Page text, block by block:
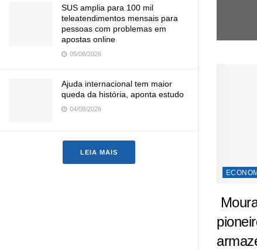
SUS amplia para 100 mil
teleatendimentos mensais para
pessoas com problemas em
apostas online
05/08/2026
Ajuda internacional tem maior
queda da história, aponta estudo
04/08/2026
LEIA MAIS